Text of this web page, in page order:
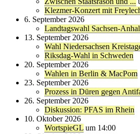
Klezmer-Konzert mit
6. September 2026
Landtagswahl Sachsen-
13. September 2026
Wahl Niedersachsen
Riksdag-Wahl in Schweden
20. September 2026
Wahlen in Berlin & MacPom
23. September 2026
Prozess in Düren gegen
26. September 2026
Diskussion: PFAS im Rhein
10. Oktober 2026
WortspieGL um 14:00